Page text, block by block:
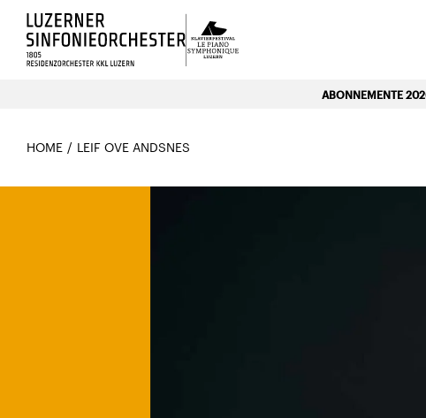
Luzerns Klavierfestival «Le Piano
ABONNEMENTE
HOME LEIF OVE ANDSNES